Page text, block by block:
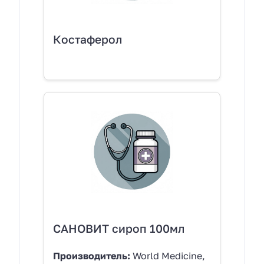
Костаферол
САНОВИТ сироп 100мл
Производитель: World Medicine,